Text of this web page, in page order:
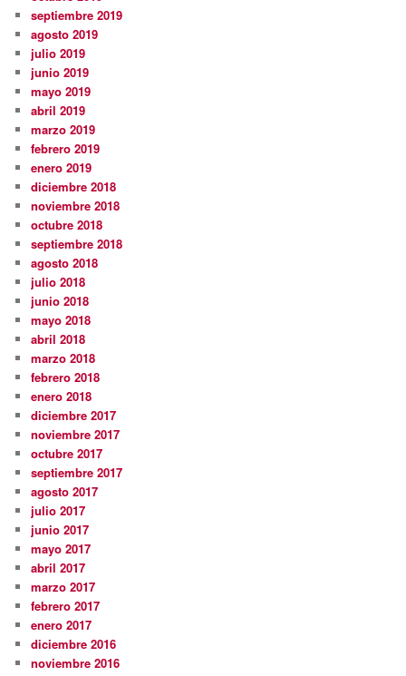
septiembre 2019
agosto 2019
julio 2019
junio 2019
mayo 2019
abril 2019
marzo 2019
febrero 2019
enero 2019
diciembre 2018
noviembre 2018
octubre 2018
septiembre 2018
agosto 2018
julio 2018
junio 2018
mayo 2018
abril 2018
marzo 2018
febrero 2018
enero 2018
diciembre 2017
noviembre 2017
octubre 2017
septiembre 2017
agosto 2017
julio 2017
junio 2017
mayo 2017
abril 2017
marzo 2017
febrero 2017
enero 2017
diciembre 2016
noviembre 2016